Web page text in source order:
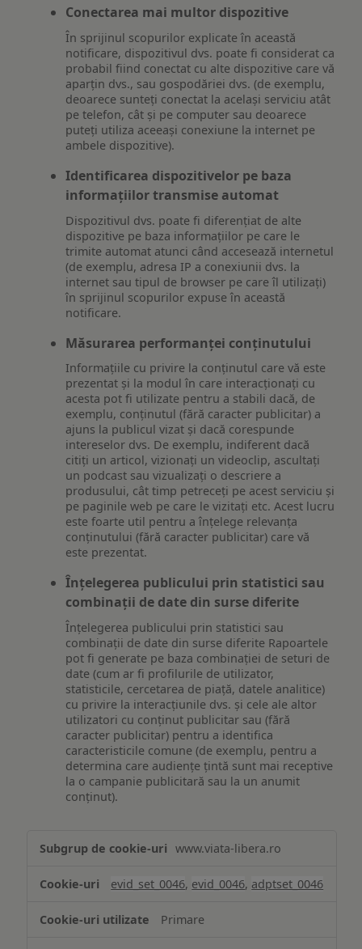
Conectarea mai multor dispozitive
În sprijinul scopurilor explicate în această
notificare, dispozitivul dvs. poate fi considerat ca
probabil fiind conectat cu alte dispozitive care vă
aparțin dvs., sau gospodăriei dvs. (de exemplu,
deoarece sunteți conectat la același serviciu atât
pe telefon, cât și pe computer sau deoarece
puteți utiliza aceeași conexiune la internet pe
ambele dispozitive).
Identificarea dispozitivelor pe baza
informațiilor transmise automat
Dispozitivul dvs. poate fi diferențiat de alte
dispozitive pe baza informațiilor pe care le
trimite automat atunci când accesează internetul
(de exemplu, adresa IP a conexiunii dvs. la
internet sau tipul de browser pe care îl utilizați)
în sprijinul scopurilor expuse în această
notificare.
Măsurarea performanței conținutului
Informațiile cu privire la conținutul care vă este
prezentat și la modul în care interacționați cu
acesta pot fi utilizate pentru a stabili dacă, de
exemplu, conținutul (fără caracter publicitar) a
ajuns la publicul vizat și dacă corespunde
intereselor dvs. De exemplu, indiferent dacă
citiți un articol, vizionați un videoclip, ascultați
un podcast sau vizualizați o descriere a
produsului, cât timp petreceți pe acest serviciu și
pe paginile web pe care le vizitați etc. Acest lucru
este foarte util pentru a înțelege relevanța
conținutului (fără caracter publicitar) care vă
este prezentat.
Înțelegerea publicului prin statistici sau
combinații de date din surse diferite
Înțelegerea publicului prin statistici sau
combinații de date din surse diferite Rapoartele
pot fi generate pe baza combinației de seturi de
date (cum ar fi profilurile de utilizator,
statisticile, cercetarea de piață, datele analitice)
cu privire la interacțiunile dvs. și cele ale altor
utilizatori cu conținut publicitar sau (fără
caracter publicitar) pentru a identifica
caracteristicile comune (de exemplu, pentru a
determina care audiențe țintă sunt mai receptive
la o campanie publicitară sau la un anumit
conținut).
www.viata-libera.ro
evid_set_0046, evid_0046, adptset_0046
Primare